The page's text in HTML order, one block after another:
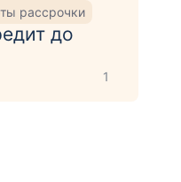
рассрочки
до
1